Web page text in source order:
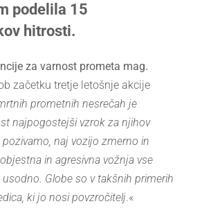
podelila 15
hitrosti.
za varnost prometa mag.
začetku tretje letošnje akcije
prometnih nesrečah je
najpogostejši vzrok za njihov
pozivamo, naj vozijo zmerno in
in agresivna vožnja vse
Globe so v takšnih primerih
ki jo nosi povzročitelj.«